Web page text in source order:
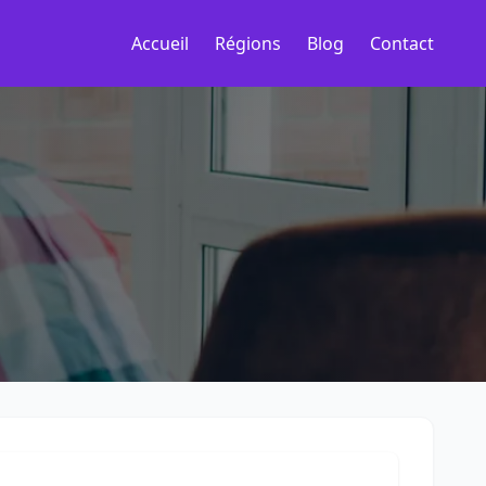
Accueil Régions Blog Contact